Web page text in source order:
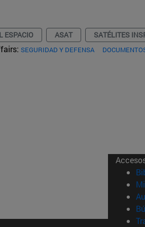
ESPACIO ASAT SATÉLITES
SEGURIDAD Y DEFENSA